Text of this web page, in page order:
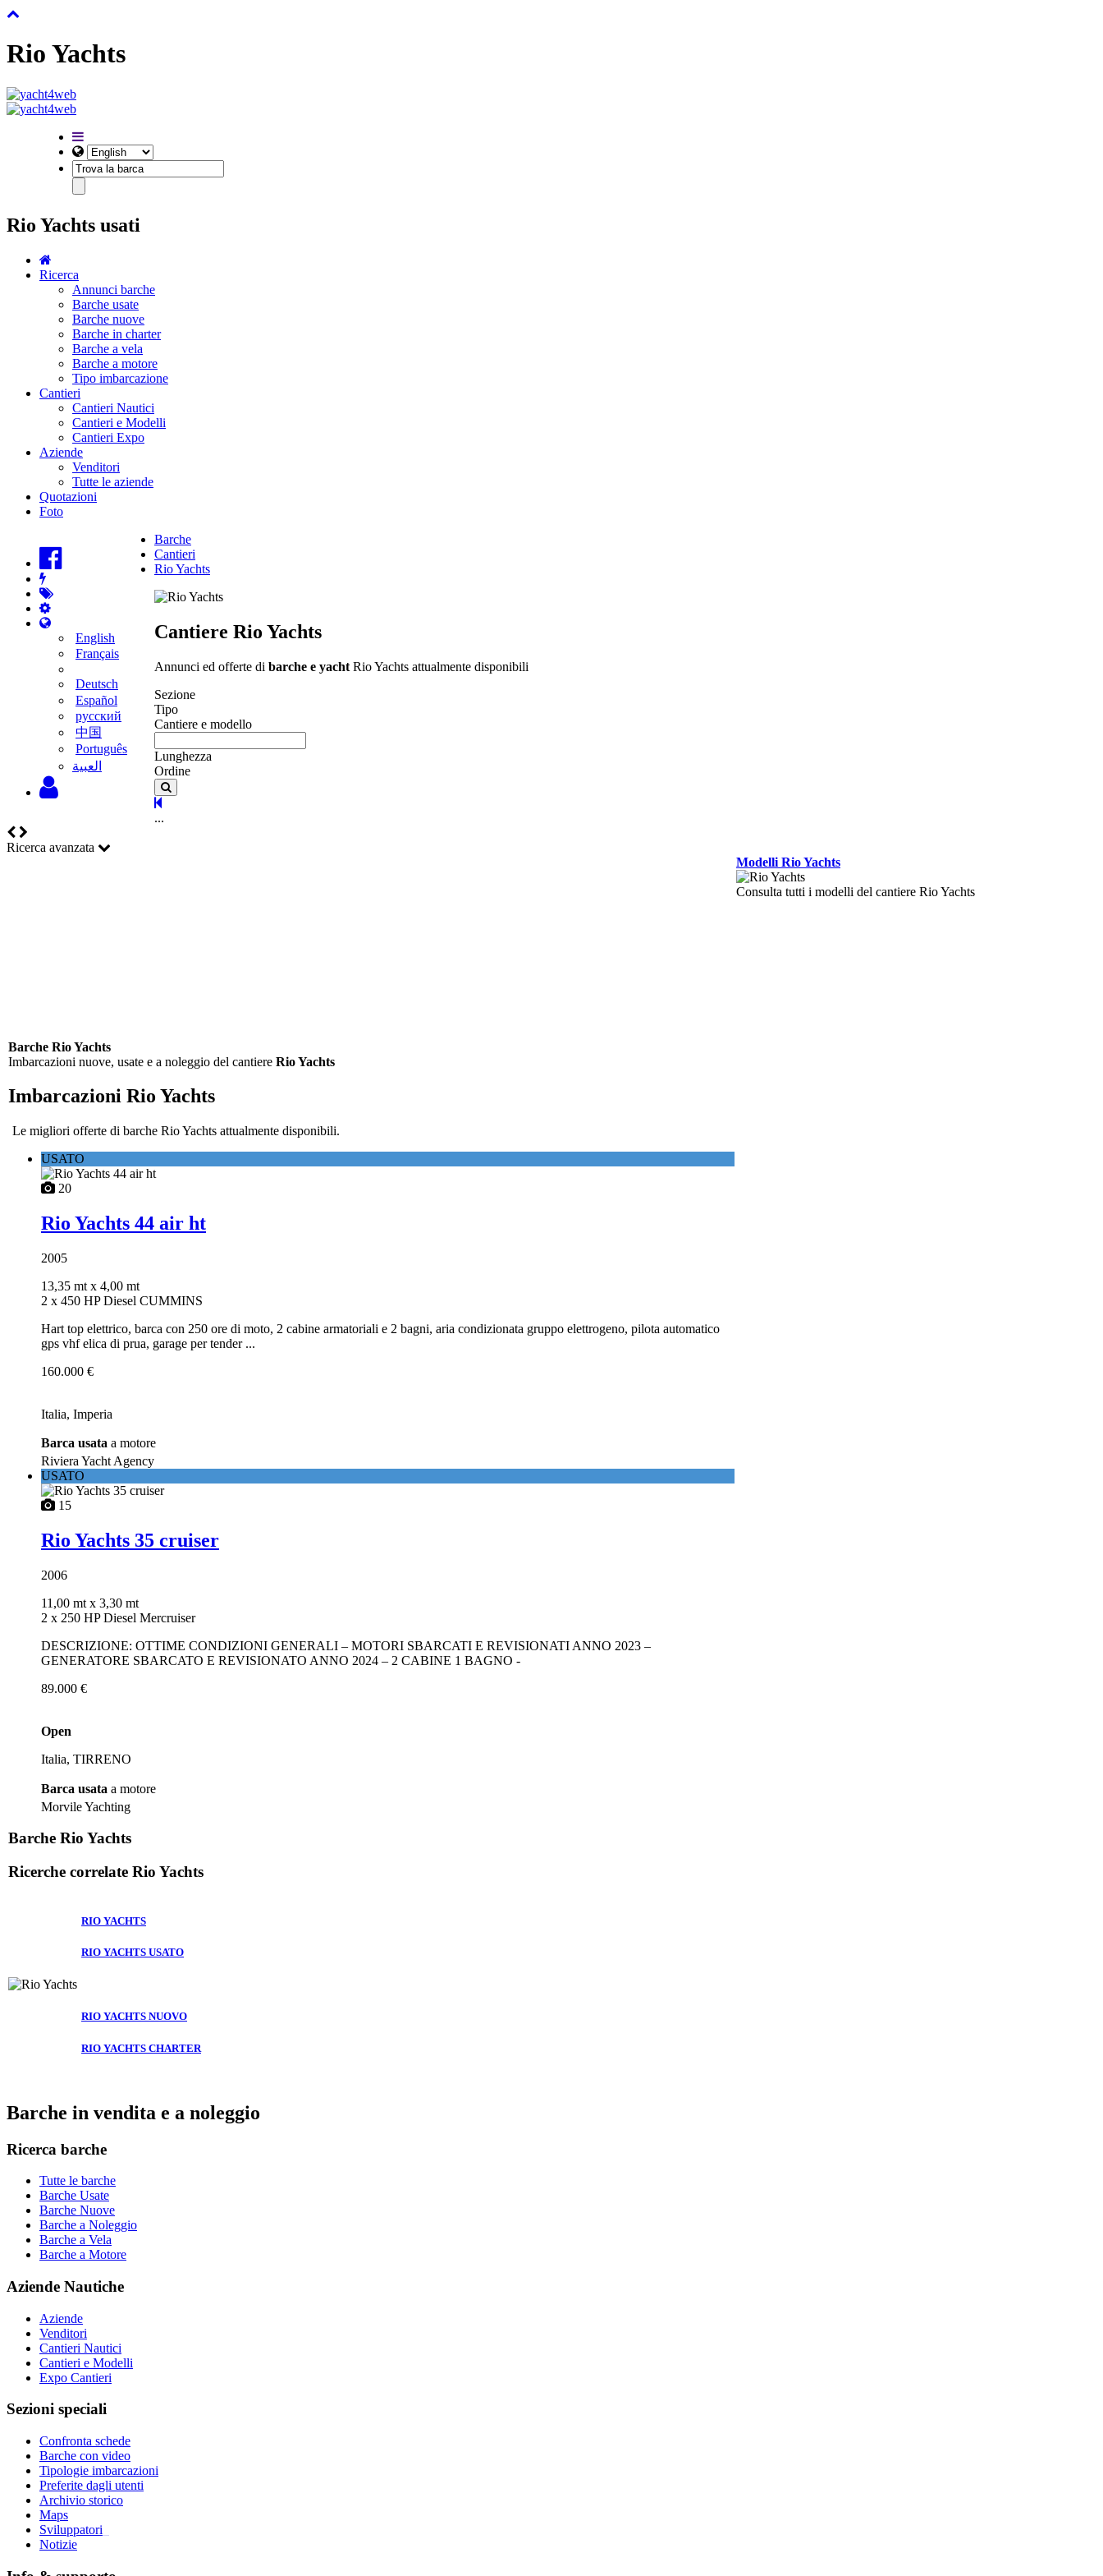
Rio Yachts
Rio Yachts usati
Ricerca
Annunci barche
Barche usate
Barche nuove
Barche in charter
Barche a vela
Barche a motore
Tipo imbarcazione
Cantieri
Cantieri Nautici
Cantieri e Modelli
Cantieri Expo
Aziende
Venditori
Tutte le aziende
Quotazioni
Foto
English
Français
Deutsch
Español
русский
中国
Português
‫العبية
Barche
Cantieri
Rio Yachts
Cantiere Rio Yachts
Annunci ed offerte di barche e yacht Rio Yachts attualmente disponibili
Sezione
Tipo
Cantiere e modello
Lunghezza
Ordine
...
Ricerca avanzata
Barche Rio Yachts
Imbarcazioni nuove, usate e a noleggio del cantiere Rio Yachts
Imbarcazioni Rio Yachts
Le migliori offerte di barche Rio Yachts attualmente disponibili.
USATO
20
Rio Yachts 44 air ht
2005
13,35 mt x 4,00 mt
2 x 450 HP Diesel CUMMINS
Hart top elettrico, barca con 250 ore di moto, 2 cabine armatoriali e 2 bagni, aria condizionata gruppo elettrogeno, pilota automatico
gps vhf elica di prua, garage per tender ...
160.000 €
Italia, Imperia
Barca usata a motore
Riviera Yacht Agency
USATO
15
Rio Yachts 35 cruiser
2006
11,00 mt x 3,30 mt
2 x 250 HP Diesel Mercruiser
DESCRIZIONE: OTTIME CONDIZIONI GENERALI – MOTORI SBARCATI E REVISIONATI ANNO 2023 –
GENERATORE SBARCATO E REVISIONATO ANNO 2024 – 2 CABINE 1 BAGNO -
89.000 €
Open
Italia, TIRRENO
Barca usata a motore
Morvile Yachting
Barche Rio Yachts
Ricerche correlate Rio Yachts
RIO YACHTS
RIO YACHTS USATO
RIO YACHTS NUOVO
RIO YACHTS CHARTER
Modelli Rio Yachts
Consulta tutti i modelli del cantiere Rio Yachts
Barche in vendita e a noleggio
Ricerca barche
Tutte le barche
Barche Usate
Barche Nuove
Barche a Noleggio
Barche a Vela
Barche a Motore
Aziende Nautiche
Aziende
Venditori
Cantieri Nautici
Cantieri e Modelli
Expo Cantieri
Sezioni speciali
Confronta schede
Barche con video
Tipologie imbarcazioni
Preferite dagli utenti
Archivio storico
Maps
Sviluppatori
Notizie